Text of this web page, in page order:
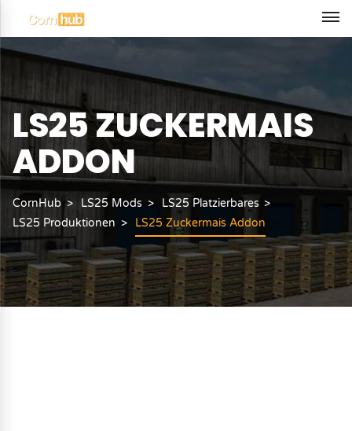
LS25 ZUCKERMAIS
ADDON
CornHub LS25 Mods
LS25 Platzierbares
LS25 Produktionen
LS25 Zuckermais Addon